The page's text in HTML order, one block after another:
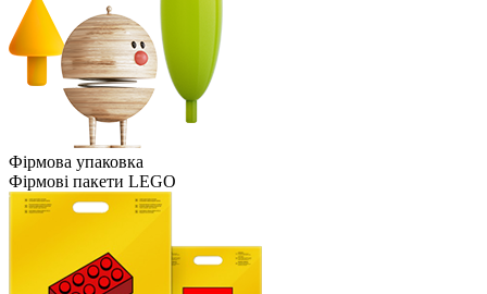
Фірмова упаковка
Фірмові пакети LEGO